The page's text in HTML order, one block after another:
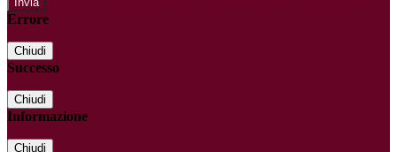
Errore
Chiudi
Successo
Chiudi
Informazione
Chiudi